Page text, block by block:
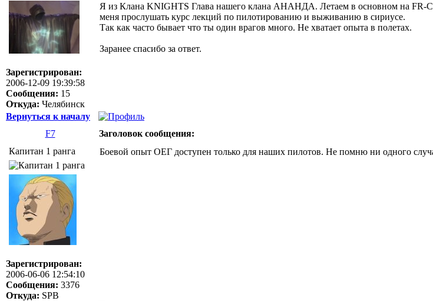
Зарегистрирован:
2006-12-09 19:39:58
Сообщения: 15
Откуда: Челябинск
Я из Клана KNIGHTS Глава нашего клана АНАНДА. Летаем в основном на FR-
меня прослушать курс лекций по пилотированию и выживанию в сириусе.
Так как часто бывает что ты один врагов много. Не хватает опыта в полетах.
Заранее спасибо за ответ.
Вернуться к началу
F7
Заголовок сообщения:
Капитан 1 ранга
Зарегистрирован:
2006-06-06 12:54:10
Сообщения: 3376
Откуда: SPB
Боевой опыт ОЕГ доступен только для наших пилотов. Не помню ни одного